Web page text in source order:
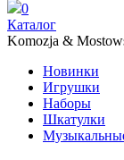
0
Каталог
Komozja &
Новинки
Игрушки
Наборы
Шкатулки